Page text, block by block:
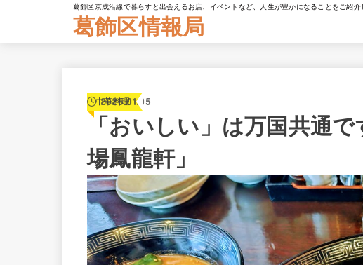
葛飾区京成沿線で暮らすと出会えるお店、イベントなど、人生が豊かになることをご紹介
葛飾区情報局
中華料理
2025.01.05
「おいしい」は万国共通
場鳳龍軒」